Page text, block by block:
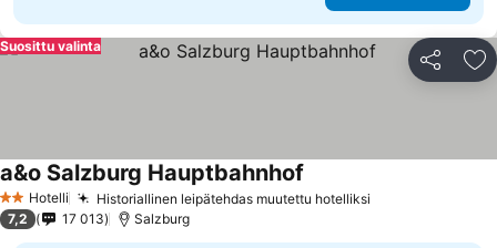
Jaa
Suosittu valinta
2 Tähtiluokitus
Hotelli Historiallinen leipätehdas muutettu hotelliksi
a&o Salzburg Hauptbahnhof
7,2 17 013 Salzburg